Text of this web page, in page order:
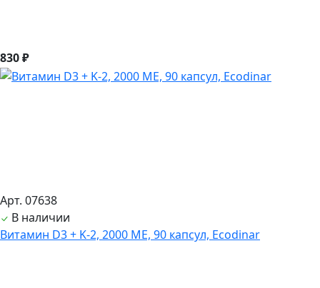
830 ₽
Арт. 07638
В наличии
Витамин D3 + K-2, 2000 ME, 90 капсул, Ecodinar